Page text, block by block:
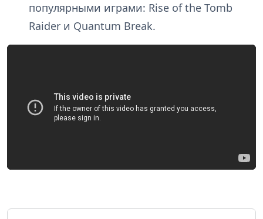
популярными играми: Rise of the Tomb
Raider и Quantum Break.